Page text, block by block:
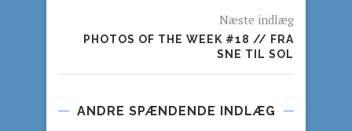
Næste indlæg
PHOTOS OF THE WEEK #18 // FRA
SNE TIL SOL
ANDRE SPÆNDENDE INDLÆG